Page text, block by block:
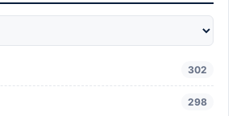
302
298